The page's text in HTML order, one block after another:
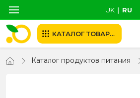
UK ∣ RU
КАТАЛОГ ТОВАРОВ
Каталог продуктов питания